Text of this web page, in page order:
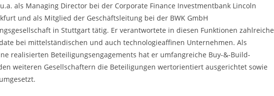
als Managing Director bei der Corporate Finance Investmentbank Lincoln
und als Mitglied der Geschäftsleitung bei der BWK GmbH
in Stuttgart tätig. Er verantwortete in diesen Funktionen zahlreiche
bei mittelständischen und auch technologieaffinen Unternehmen. Als
realisierten Beteiligungsengagements hat er umfangreiche Buy-&-Build-
weiteren Gesellschaftern die Beteiligungen wertorientiert ausgerichtet sowie